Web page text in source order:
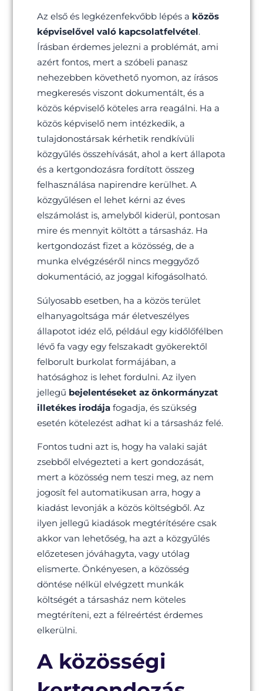
Az első és legkézenfekvőbb lépés a közös
képviselővel való kapcsolatfelvétel.
Írásban érdemes jelezni a problémát, ami
azért fontos, mert a szóbeli panasz
nehezebben követhető nyomon, az írásos
megkeresés viszont dokumentált, és a
közös képviselő köteles arra reagálni. Ha a
közös képviselő nem intézkedik, a
tulajdonostársak kérhetik rendkívüli
közgyűlés összehívását, ahol a kert állapota
és a kertgondozásra fordított összeg
felhasználása napirendre kerülhet. A
közgyűlésen el lehet kérni az éves
elszámolást is, amelyből kiderül, pontosan
mire és mennyit költött a társasház. Ha
kertgondozást fizet a közösség, de a
munka elvégzéséről nincs meggyőző
dokumentáció, az joggal kifogásolható.
Súlyosabb esetben, ha a közös terület
elhanyagoltsága már életveszélyes
állapotot idéz elő, például egy kidőlőfélben
lévő fa vagy egy felszakadt gyökerektől
felborult burkolat formájában, a
hatósághoz is lehet fordulni. Az ilyen
jellegű bejelentéseket az önkormányzat
illetékes irodája fogadja, és szükség
esetén kötelezést adhat ki a társasház felé.
Fontos tudni azt is, hogy ha valaki saját
zsebből elvégezteti a kert gondozását,
mert a közösség nem teszi meg, az nem
jogosít fel automatikusan arra, hogy a
kiadást levonják a közös költségből. Az
ilyen jellegű kiadások megtérítésére csak
akkor van lehetőség, ha azt a közgyűlés
előzetesen jóváhagyta, vagy utólag
elismerte. Önkényesen, a közösség
döntése nélkül elvégzett munkák
költségét a társasház nem köteles
megtéríteni, ezt a félreértést érdemes
elkerülni.
A közösségi